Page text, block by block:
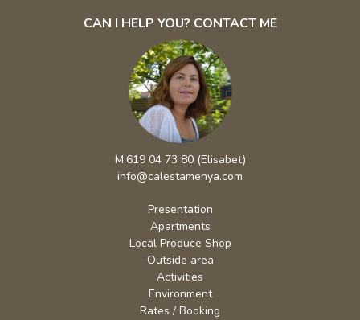
M.619 04 73 80 (Elisabet)
info@calestamenya.com
Presentation
Local Produce Shop
Outside area
Activities
Environment
Rates / Booking
How to get there
Guestbook